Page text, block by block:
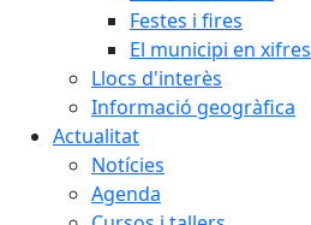
Festes i fires
El municipi en xifres
Llocs d'interès
Informació geogràfica
Actualitat
Notícies
Agenda